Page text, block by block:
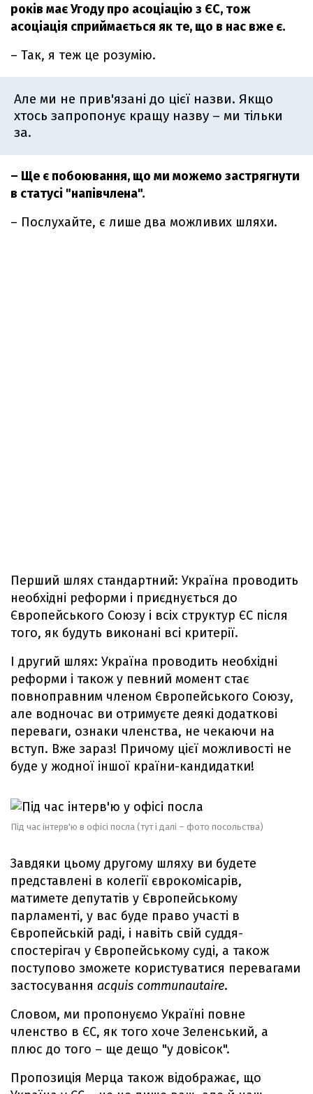
років має Угоду про асоціацію з ЄС, тож
асоціація сприймається як те, що в нас вже є.
– Так, я теж це розумію.
Але ми не прив'язані до цієї назви. Якщо
хтось запропонує кращу назву – ми тільки
за.
– Ще є побоювання, що ми можемо застрягнути
в статусі "напівчлена".
– Послухайте, є лише два можливих шляхи.
Перший шлях стандартний: Україна проводить
необхідні реформи і приєднується до
Європейського Союзу і всіх структур ЄС після
того, як будуть виконані всі критерії.
І другий шлях: Україна проводить необхідні
реформи і також у певний момент стає
повноправним членом Європейського Союзу,
але водночас ви отримуєте деякі додаткові
переваги, ознаки членства, не чекаючи на
вступ. Вже зараз! Причому цієї можливості не
буде у жодної іншої країни-кандидатки!
Під час інтерв'ю в офісі посла (тут і далі – фото посольства)
Завдяки цьому другому шляху ви будете
представлені в колегії єврокомісарів,
матимете депутатів у Європейському
парламенті, у вас буде право участі в
Європейській раді, і навіть свій суддя-
спостерігач у Європейському суді, а також
поступово зможете користуватися перевагами
застосування acquis communautaire.
Словом, ми пропонуємо Україні повне
членство в ЄС, як того хоче Зеленський, а
плюс до того – ще дещо "у довісок".
Пропозиція Мерца також відображає, що